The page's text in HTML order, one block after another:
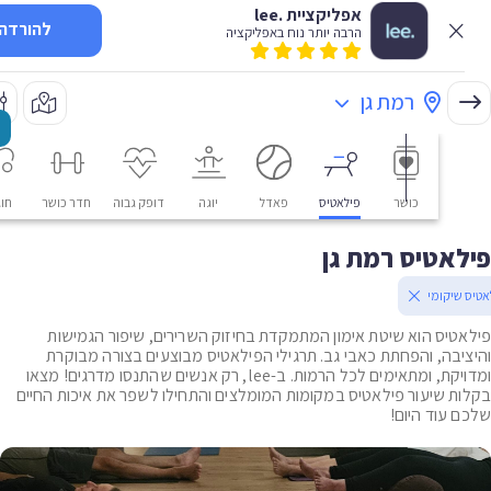
אפליקציית .lee
הרבה יותר נוח באפליקציה להורדה
רמת גן
פילאטיס פאדל דופק גבוה חדר כושר חוגים
רמת גן
הוא שיטת אימון המתמקדת בחיזוק השרירים, שיפור הגמישות
והפחתת כאבי גב. תרגילי הפילאטיס מבוצעים בצורה מבוקרת
ומדויקת, ומתאימים לכל הרמות. ב-lee, רק אנשים שהתנסו מדרגים! מצאו
שיעור פילאטיס במקומות המומלצים והתחילו לשפר את איכות החיים
עוד היום!